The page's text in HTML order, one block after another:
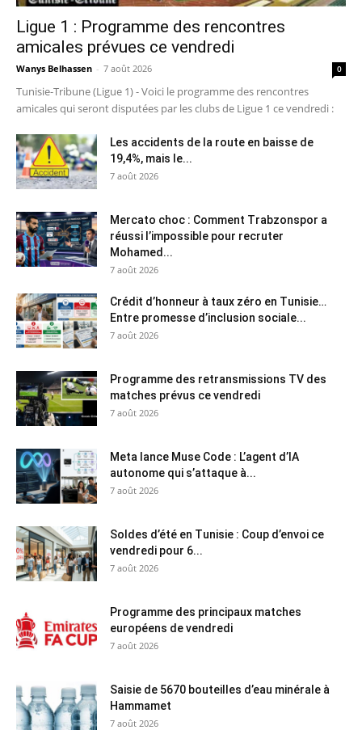
Ligue 1 : Programme des rencontres
amicales prévues ce vendredi
Wanys Belhassen - 7 août 2026 0
Tunisie-Tribune (Ligue 1) - Voici le programme des rencontres
amicales qui seront disputées par les clubs de Ligue 1 ce vendredi :
Les accidents de la route en baisse de
19,4%, mais le...
7 août 2026
Mercato choc : Comment Trabzonspor a
réussi l’impossible pour recruter
Mohamed...
7 août 2026
Crédit d’honneur à taux zéro en Tunisie…
Entre promesse d’inclusion sociale...
7 août 2026
Programme des retransmissions TV des
matches prévus ce vendredi
7 août 2026
Meta lance Muse Code : L’agent d’IA
autonome qui s’attaque à...
7 août 2026
Soldes d’été en Tunisie : Coup d’envoi ce
vendredi pour 6...
7 août 2026
Programme des principaux matches
européens de vendredi
7 août 2026
Saisie de 5670 bouteilles d’eau minérale à
Hammamet
7 août 2026